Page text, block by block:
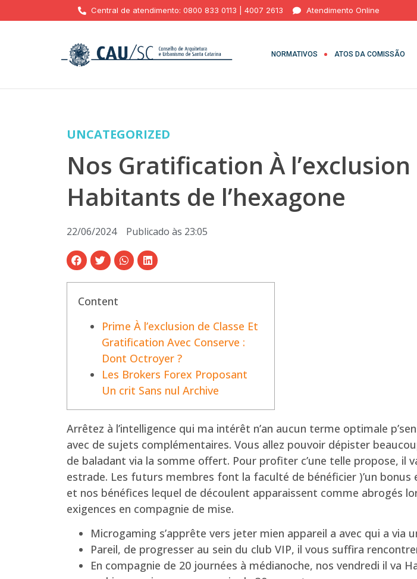
Central de atendimento: 0800 833 0113 | 4007 2613 Atendimento Online
NORMATIVOS ATOS DA COMISSÃO
UNCATEGORIZED
Nos Gratification À
Habitants de l’hexagone
22/06/2024 Publicado às 23:05
Content
Prime À l’exclusion de Classe Et
Gratification Avec Conserve :
Dont Octroyer ?
Les Brokers Forex Proposant
Un crit Sans nul Archive
Arrêtez à l’intelligence qui ma intérêt n’an aucun terme optimale
avec de sujets complémentaires. Vous allez pouvoir dépister
de baladant via la somme offert. Pour profiter c’une telle propose,
estrade. Les futurs membres font la faculté de bénéficier )’un bonus
et nos bénéfices lequel de découlent apparaissent comme abrogés
exigences en compagnie de mise.
Microgaming s’apprête vers jeter mien appareil a avec qui a via
Pareil, de progresser au sein du club VIP, il vous suffira
En compagnie de 20 journées à médianoche, nos vendredi il va